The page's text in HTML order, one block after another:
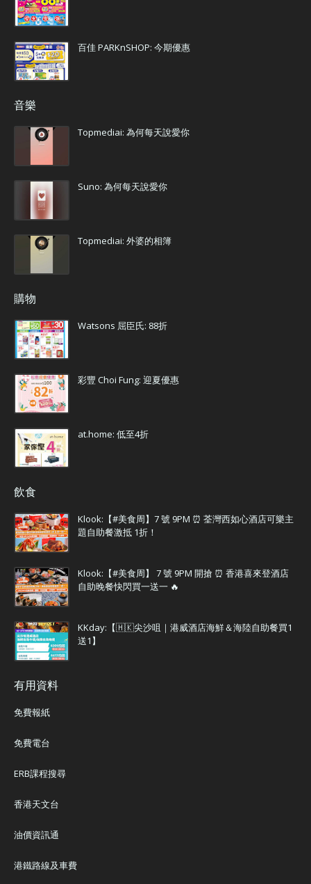
百佳 PARKnSHOP: 今期優惠
音樂
Topmediai: 為何每天說愛你
Suno: 為何每天說愛你
Topmediai: 外婆的相簿
購物
Watsons 屈臣氏: 88折
彩豐 Choi Fung: 迎夏優惠
at.home: 低至4折
飲食
Klook:【#美食周】7 號 9PM ⏰ 荃灣西如心酒店可樂主
題自助餐激抵 1折！
Klook:【#美食周】 7 號 9PM 開搶 ⏰ 香港喜來登酒店
自助晚餐快閃買一送一 🔥
KKday:【🇭🇰尖沙咀｜港威酒店海鮮＆海陸自助餐買1
送1】
有用資料
免費報紙
免費電台
ERB課程搜尋
香港天文台
油價資訊通
港鐵路線及車費